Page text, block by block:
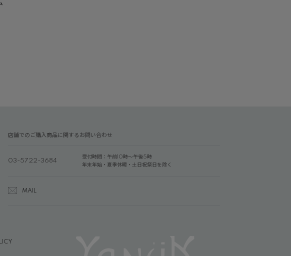
店舗でのご購入商品に関するお問い合わせ
03-5722-3684
受付時間：午前10時～午後5時
年末年始・夏季休暇・土日祝祭日を除く
MAIL